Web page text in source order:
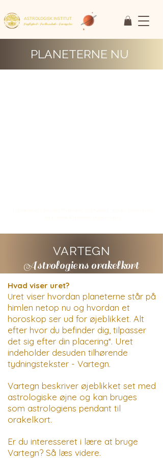
ASTROLOGISK INSTITUT
Faglighed • Fællesskab• Fornyelse
PLANETERNE NU
VARTEGN
Astrologiens orakelkort
Hvad viser uret?
Uret viser hvordan planeterne står på
himlen netop nu og hvordan et
horoskop ser ud for øjeblikket. Alt
efter hvor du befinder dig, tilpasser
det sig efter din placering*. Uret
indeholder desuden tilhørende
tydningstekster - Vartegn.
Vartegn beskriver øjeblikket set med
astrologiske øjne og kan bruges
som astrologiens pendant til
orakelkort.
Er du interesseret i lære at bruge
Vartegn? Så læs videre.